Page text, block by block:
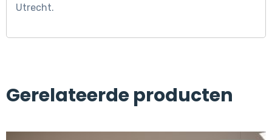
Utrecht.
Gerelateerde producten